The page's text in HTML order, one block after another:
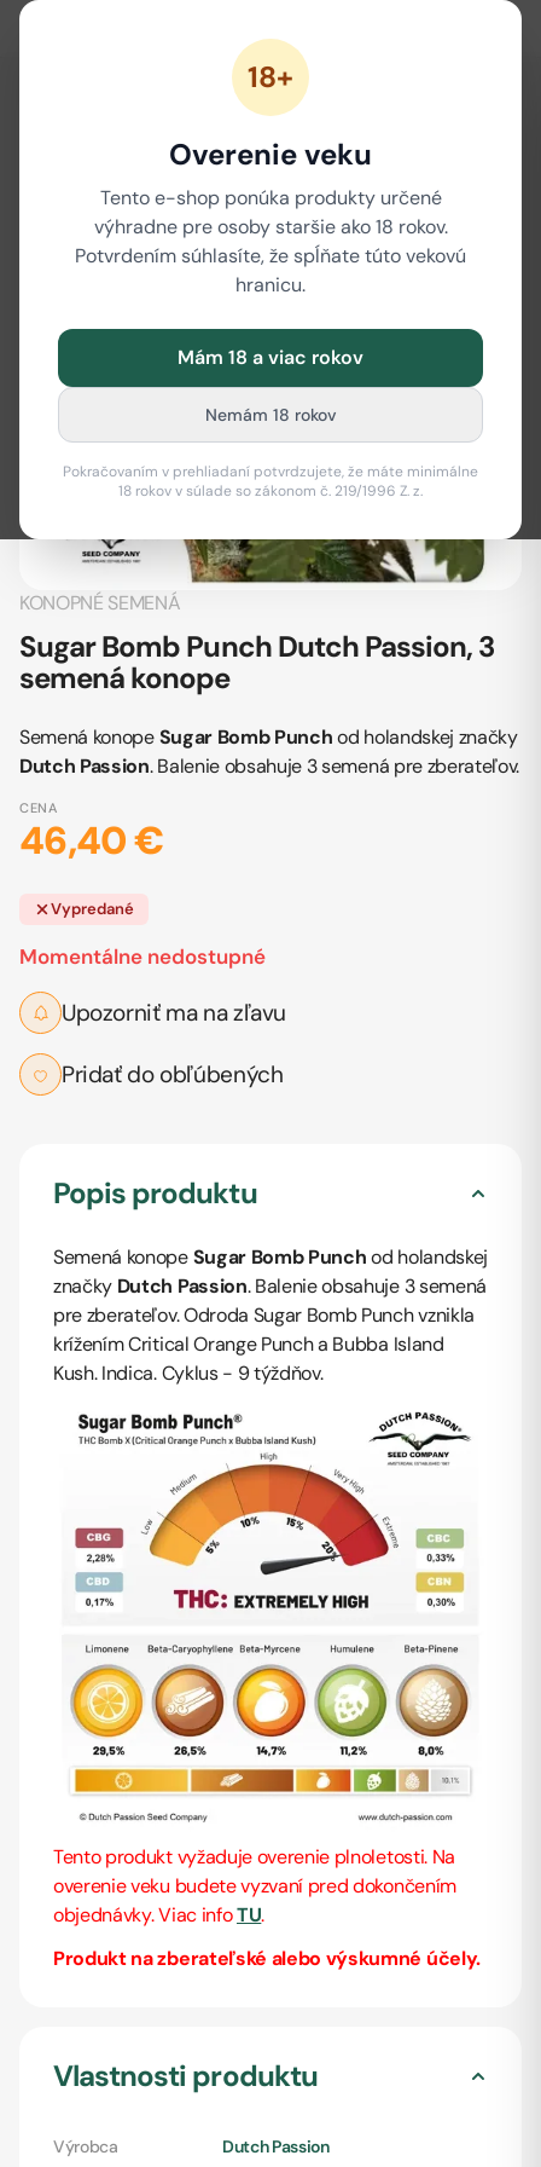
18+
Overenie veku
Tento e-shop ponúka produkty určené
výhradne pre osoby staršie ako 18 rokov.
Potvrdením súhlasíte, že spĺňate túto vekovú
hranicu.
Mám 18 a viac rokov
Nemám 18 rokov
Pokračovaním v prehliadaní potvrdzujete, že máte minimálne
18 rokov v súlade so zákonom č. 219/1996 Z. z.
KONOPNÉ SEMENÁ
Sugar Bomb Punch Dutch Passion, 3
semená konope
Semená konopeSugar Bomb Punchod holandskej značky
Dutch Passion. Balenie obsahuje 3 semená pre zberateľov.
CENA
46,40 €
Vypredané
Momentálne nedostupné
Upozorniť ma na zľavu
Pridať do obľúbených
Popis produktu
Semená konopeSugar Bomb Punchod holandskej
značky Dutch Passion. Balenie obsahuje 3 semená
pre zberateľov. Odroda Sugar Bomb Punch vznikla
krížením Critical Orange Punch a Bubba Island
Kush. Indica. Cyklus - 9 týždňov.
Tento produkt vyžaduje overenie plnoletosti. Na
overenie veku budete vyzvaní pred dokončením
objednávky. Viac infoTU.
Produkt na zberateľské alebo výskumné účely.
Vlastnosti produktu
Výrobca Dutch Passion